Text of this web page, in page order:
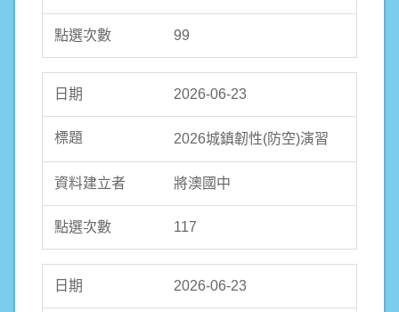
99
2026-06-23
2026城鎮韌性(防空)演習
將澳國中
117
2026-06-23